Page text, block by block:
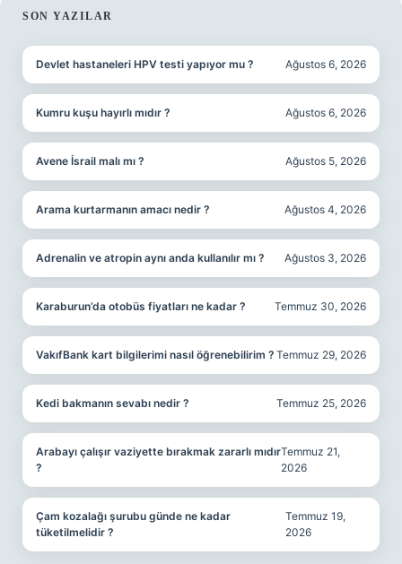
SIDEBAR
SON YAZILAR
Devlet hastaneleri HPV testi yapıyor mu ? Ağustos 6, 2026
Kumru kuşu hayırlı mıdır ? Ağustos 6, 2026
Avene İsrail malı mı ? Ağustos 5, 2026
Arama kurtarmanın amacı nedir ? Ağustos 4, 2026
Adrenalin ve atropin aynı anda kullanılır mı ? Ağustos 3, 2026
Karaburun’da otobüs fiyatları ne kadar ? Temmuz 30, 2026
VakıfBank kart bilgilerimi nasıl öğrenebilirim ? Temmuz 29, 2026
Kedi bakmanın sevabı nedir ? Temmuz 25, 2026
Arabayı çalışır vaziyette bırakmak zararlı mıdır
?
Temmuz 21,
2026
Çam kozalağı şurubu günde ne kadar
tüketilmelidir ?
Temmuz 19,
2026